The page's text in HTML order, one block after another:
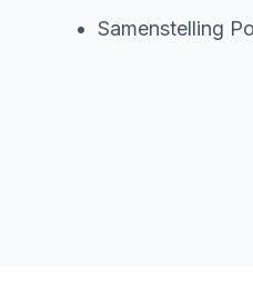
Samenstelling